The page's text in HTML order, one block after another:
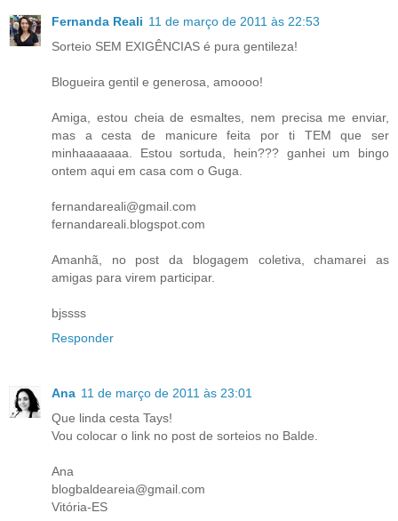
Fernanda Reali 11 de março de 2011 às 22:53
Sorteio SEM EXIGÊNCIAS é pura gentileza!
Blogueira gentil e generosa, amoooo!
Amiga, estou cheia de esmaltes, nem precisa me enviar,
mas a cesta de manicure feita por ti TEM que ser
minhaaaaaaa. Estou sortuda, hein??? ganhei um bingo
ontem aqui em casa com o Guga.
fernandareali@gmail.com
fernandareali.blogspot.com
Amanhã, no post da blogagem coletiva, chamarei as
amigas para virem participar.
bjssss
Responder
Ana 11 de março de 2011 às 23:01
Que linda cesta Tays!
Vou colocar o link no post de sorteios no Balde.
Ana
blogbaldeareia@gmail.com
Vitória-ES